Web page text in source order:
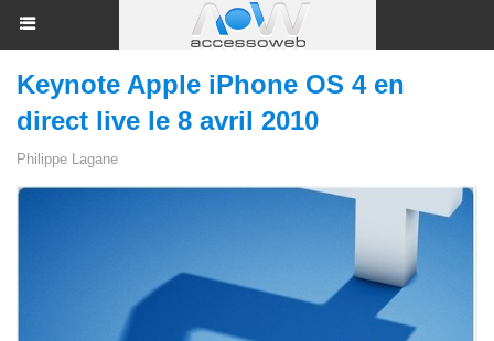
Keynote Apple iPhone OS 4 en
direct live le 8 avril 2010
Philippe Lagane